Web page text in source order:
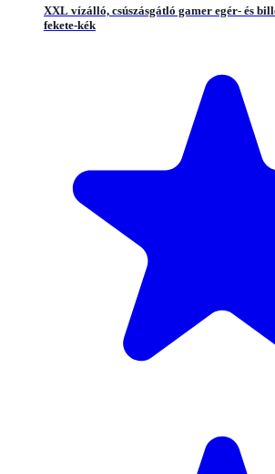
XXL vízálló, csúszásgátló gamer egér- és
fekete-kék